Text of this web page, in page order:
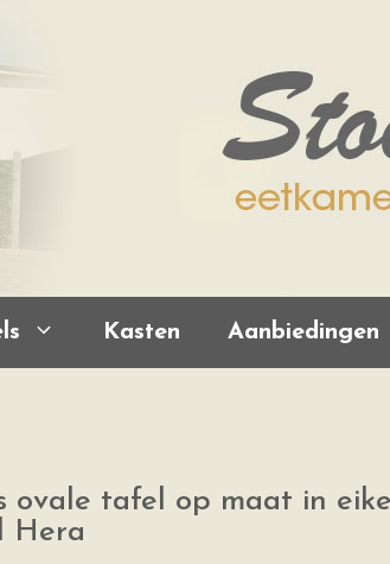
Kasten Aanbiedingen
ovale tafel op maat in
Hera